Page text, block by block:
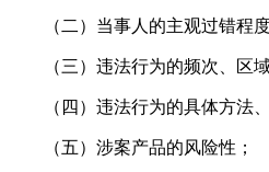
（二）当事人的主观过错程度
（三）违法行为的频次、区
（四）违法行为的具体方法
（五）涉案产品的风险性；